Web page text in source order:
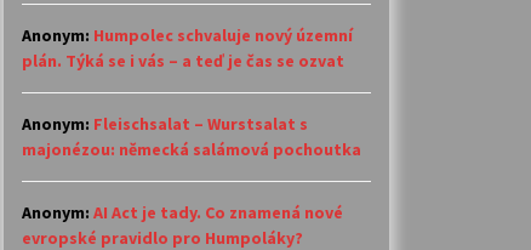
Anonym: Humpolec schvaluje nový územní
plán. Týká se i vás – a teď je čas se ozvat
Anonym: Fleischsalat – Wurstsalat s
majonézou: německá salámová pochoutka
Anonym: AI Act je tady. Co znamená nové
evropské pravidlo pro Humpoláky?